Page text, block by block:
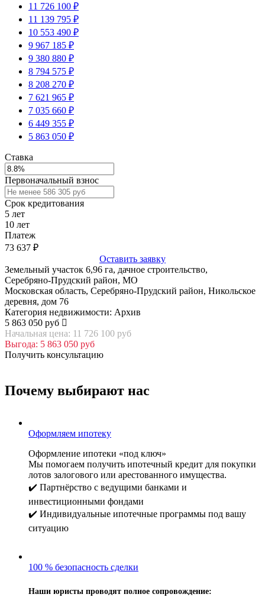
11 726 100 ₽
11 139 795 ₽
10 553 490 ₽
9 967 185 ₽
9 380 880 ₽
8 794 575 ₽
8 208 270 ₽
7 621 965 ₽
7 035 660 ₽
6 449 355 ₽
5 863 050 ₽
Ставка
Первоначальный взнос
Срок кредитования
5 лет
10 лет
Платеж
73 637 ₽
Оставить заявку
Земельный участок 6,96 га, дачное строительство,
Серебряно‑Прудский район, МО
Московская область, Серебряно-Прудский район, Никольское
деревня, дом 76
Категория недвижимости: Архив
5 863 050 руб
Начальная цена: 11 726 100 руб
Выгода: 5 863 050 руб
Получить консультацию
Почему выбирают нас
Оформляем ипотеку
Оформление ипотеки «под ключ»
Мы помогаем получить ипотечный кредит для покупки
лотов залогового или арестованного имущества.
✔️ Партнёрство с ведущими банками и
инвестиционными фондами
✔️ Индивидуальные ипотечные программы под вашу
ситуацию
100 % безопасность сделки
Наши юристы проводят полное сопровождение: